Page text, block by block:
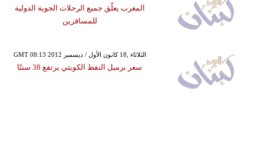
المغرب يعلّق جميع الرحلات الجوية الدولية
للمسافرين
GMT 08:13 2012 الثلاثاء ,18 كانون الأول / ديسمبر
سعر برميل النفط الكويتي يرتفع 38 سنتًا